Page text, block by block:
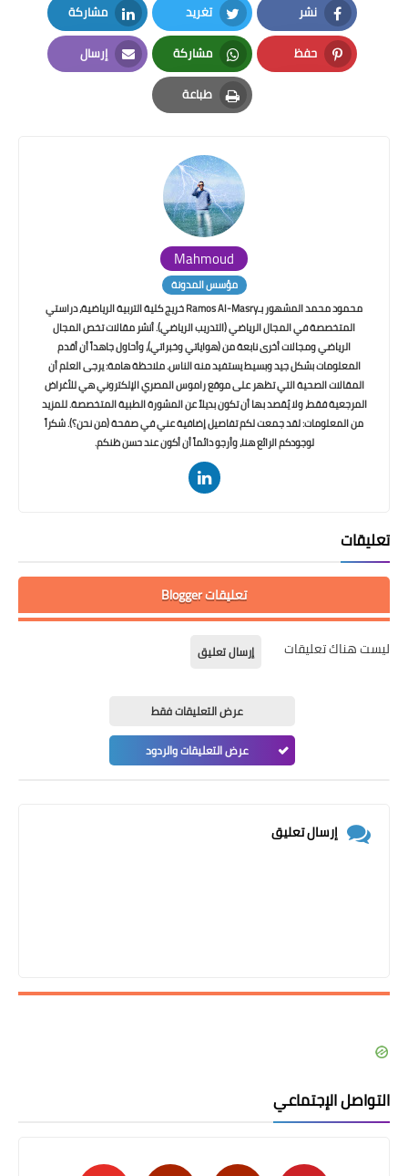
نشر
Facebook
تغريد
Twitter
مشاركة
LinkedIn
حفظ
Pinterest
مشاركة
Whatsapp
إرسال
Email
طباعة
Print
Mahmoud
مؤسس المدونة
محمود محمد المشهور بـRamos Al-Masry خريج كلية التربية الرياضية، دراستي
المتخصصة في المجال الرياضي (التدريب الرياضي). أنشر مقالات تخص المجال
الرياضي ومجالات أخرى نابعة من (هواياتي وخبراتي)، وأحاول جاهداً أن أقدم
المعلومات بشكل جيد وبسيط يستفيد منه الناس. ملاحظة هامة: يرجى العلم أن
المقالات الصحية التي تظهر على موقع راموس المصري الإلكتروني هي للأغراض
المرجعية فقط، ولا يُقصد بها أن تكون بديلاً عن المشورة الطبية المتخصصة. للمزيد
من المعلومات: لقد جمعت لكم تفاصيل إضافية عني في صفحة (من نحن؟). شكراً
لوجودكم الرائع هنا، وأرجو دائماً أن أكون عند حسن ظنكم.
تعليقات
تعليقات Blogger
ليست هناك تعليقات إرسال تعليق
عرض التعليقات فقط
عرض التعليقات والردود
إرسال تعليق
التواصل الإجتماعي